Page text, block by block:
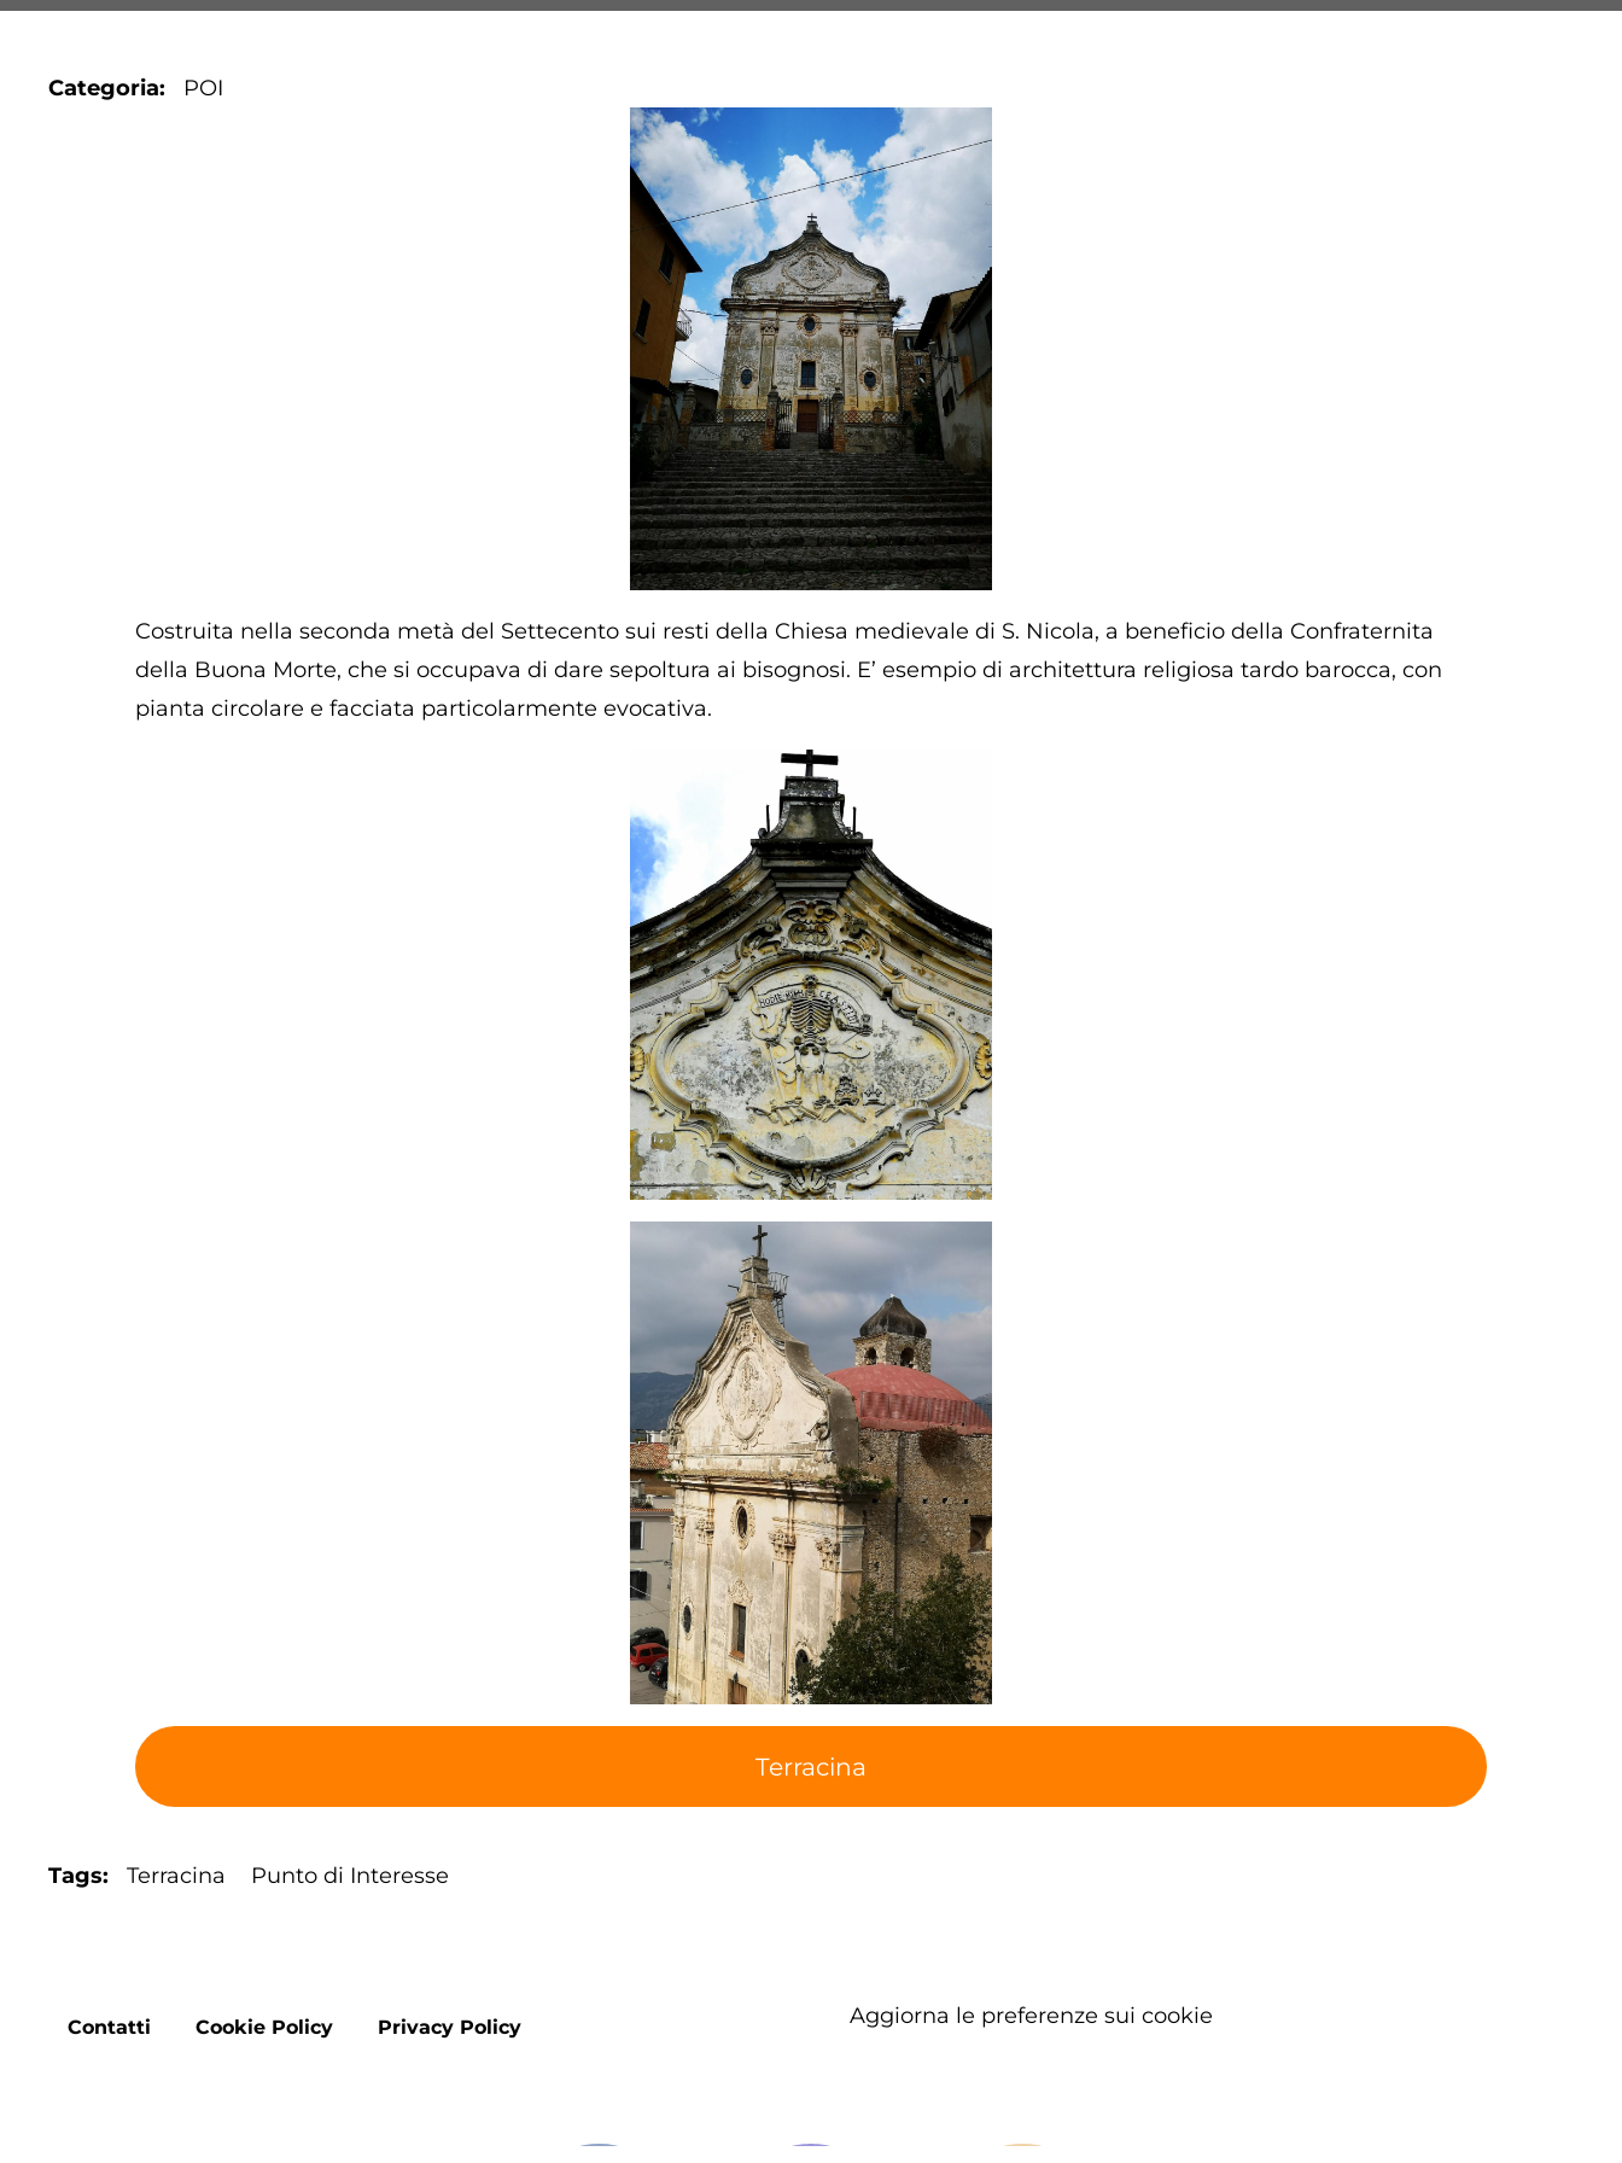
Categoria POI
Costruita nella seconda metà del Settecento sui resti della Chiesa medievale di S. Nicola, a beneficio della Confraternita
della Buona Morte, che si occupava di dare sepoltura ai bisognosi. E’ esempio di architettura religiosa tardo barocca, con
pianta circolare e facciata particolarmente evocativa.
Terracina
Tags Terracina Punto di Interesse
Footer
Contatti Cookie Policy Privacy Policy Aggiorna le preferenze sui cookie